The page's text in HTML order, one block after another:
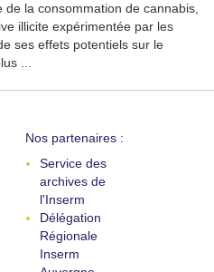
la consommation de cannabis,
illicite expérimentée par les
ses effets potentiels sur le
...
Nos partenaires :
Service des
archives de
l'Inserm
Délégation
Régionale
Inserm